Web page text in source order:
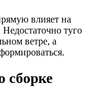
влияет на
туго
ветре, а
сборке